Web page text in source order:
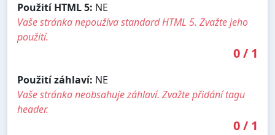
Použití HTML 5: NE
Vaše stránka nepoužíva standard HTML 5. Zvažte jeho
použití.
0/ 1
Použití záhlaví: NE
Vaše stránka neobsahuje záhlaví. Zvažte přidání tagu
header.
0/ 1